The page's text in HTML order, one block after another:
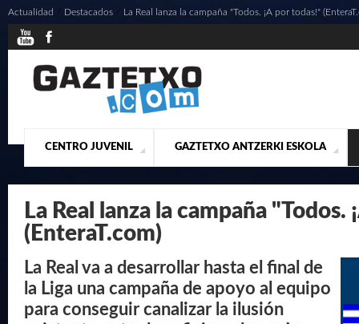
CENTRO JUVENIL
¿QUIENES SOMOS? ACTUALIDAD CONTACTO
GAZTETXO ANTZERKI ESKOLA
PRESENTACIÓN MUSICALES
Actualidad Destacados La Real lanza la campaña "Todos. ¡A por todas!"
La Real lanza la campaña "Todos.
(EnteraT.com)
La Real va a desarrollar hasta el final de
la Liga una campaña de apoyo al equipo
para conseguir canalizar la ilusión